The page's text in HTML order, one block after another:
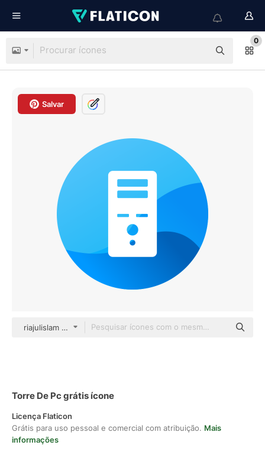
0
Salvar
riajulislam color fill
Torre De Pc grátis ícone
Licença Flaticon
Grátis para uso pessoal e comercial com atribuição. Mais
informações